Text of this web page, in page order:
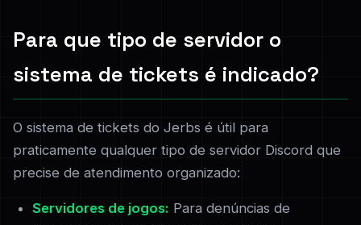
Para que tipo de servidor o
sistema de tickets é indicado?
O sistema de tickets do Jerbs é útil para
praticamente qualquer tipo de servidor Discord que
precise de atendimento organizado:
Servidores de jogos: Para denúncias de